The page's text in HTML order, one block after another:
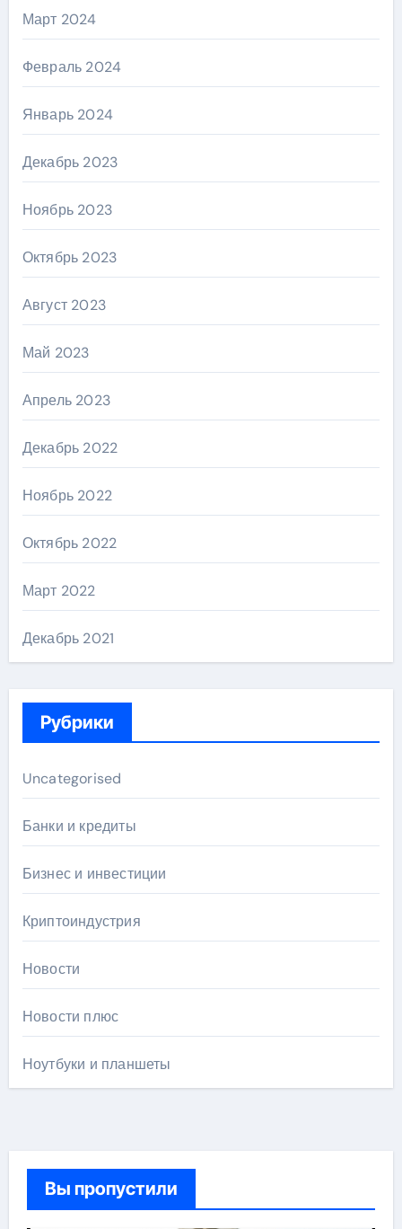
Март 2024
Февраль 2024
Январь 2024
Декабрь 2023
Ноябрь 2023
Октябрь 2023
Август 2023
Май 2023
Апрель 2023
Декабрь 2022
Ноябрь 2022
Октябрь 2022
Март 2022
Декабрь 2021
Рубрики
Uncategorised
Банки и кредиты
Бизнес и инвестиции
Криптоиндустрия
Новости
Новости плюс
Ноутбуки и планшеты
Вы пропустили